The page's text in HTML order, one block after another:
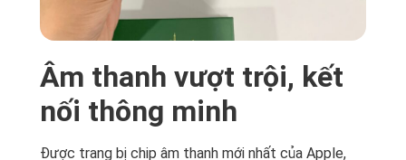
Âm thanh vượt trội, kết
nối thông minh
Được trang bị chip âm thanh mới nhất của Apple,